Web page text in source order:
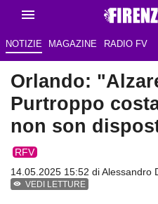
NOTIZIE MAGAZINE RADIO FV
Orlando:
Purtroppo
non son
RFV
14.05.2025 15:52 diAlessandro
VEDI LETTURE